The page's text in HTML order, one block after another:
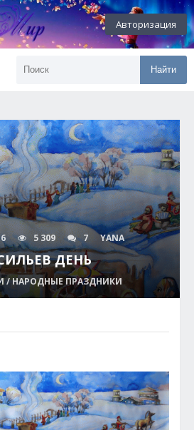
Авторизация
Найти
5 309 7 YANA
ДЕНЬ
/ НАРОДНЫЕ ПРАЗДНИКИ